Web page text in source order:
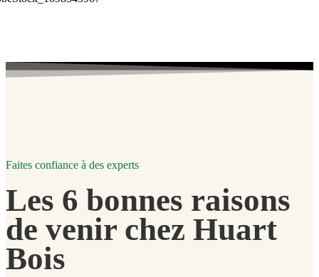
Faites confiance à des experts
Les 6 bonnes raisons
de venir chez Huart
Bois